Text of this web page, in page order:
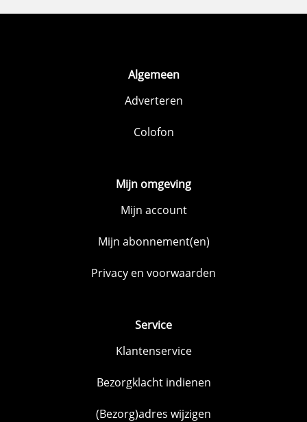
Algemeen
Adverteren
Colofon
Mijn omgeving
Mijn account
Mijn abonnement(en)
Privacy en voorwaarden
Service
Klantenservice
Bezorgklacht indienen
(Bezorg)adres wijzigen